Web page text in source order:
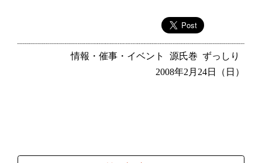
情報・催事・イベント 源氏巻 ずっしり
2008年2月24日（日）